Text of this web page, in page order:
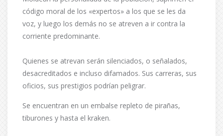
código moral de los «expertos» a los que se les da
voz, y luego los demás no se atreven a ir contra la
corriente predominante.
Quienes se atrevan serán silenciados, o señalados,
desacreditados e incluso difamados. Sus carreras, sus
oficios, sus prestigios podrían peligrar.
Se encuentran en un embalse repleto de pirañas,
tiburones y hasta el kraken.